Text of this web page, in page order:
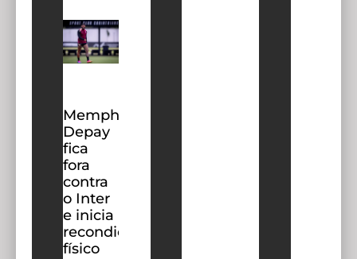
Memphis
Depay
fica
fora
contra
o Inter
e inicia
recondicionamento
físico